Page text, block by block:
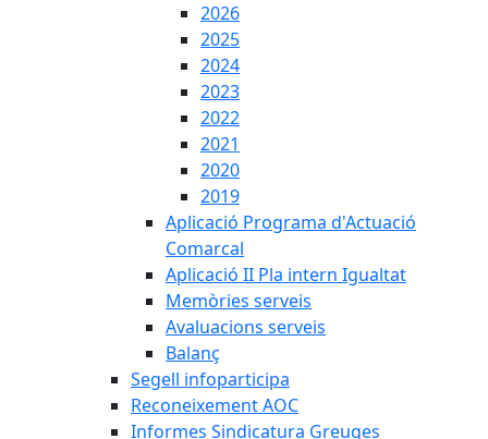
2026
2025
2024
2023
2022
2021
2020
2019
Aplicació Programa d'Actuació
Comarcal
Aplicació II Pla intern Igualtat
Memòries serveis
Avaluacions serveis
Balanç
Segell infoparticipa
Reconeixement AOC
Informes Sindicatura Greuges